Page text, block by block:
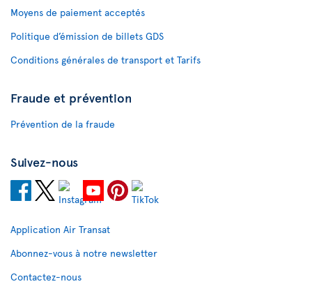
Moyens de paiement acceptés
Politique d’émission de billets GDS
Conditions générales de transport et Tarifs
Fraude et prévention
Prévention de la fraude
Suivez-nous
Application Air Transat
Abonnez-vous à notre newsletter
Contactez-nous